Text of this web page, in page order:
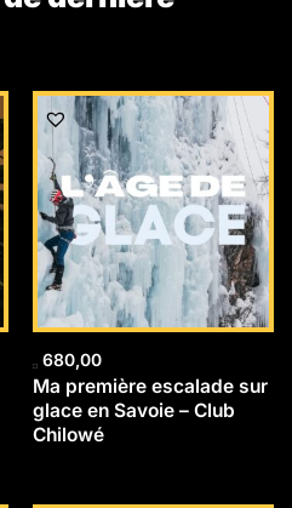
680,00
Ma première escalade sur
glace en Savoie – Club
Chilowé